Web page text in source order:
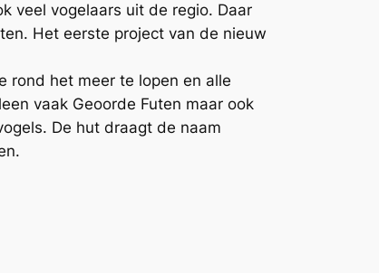
veel vogelaars uit de regio. Daar
Het eerste project van de nieuw
rond het meer te lopen en alle
vaak Geoorde Futen maar ook
De hut draagt de naam